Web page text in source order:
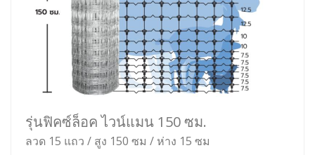
รุ่นฟิคซ์ล็อค ไวน์แมน 150 ซม.
ลวด 15 แถว / สูง 150 ซม / ห่าง 15 ซม